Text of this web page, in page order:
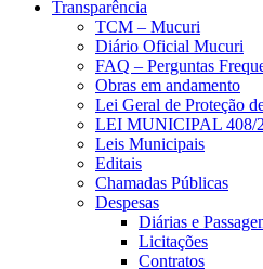
Transparência
TCM – Mucuri
Diário Oficial Mucuri
FAQ – Perguntas
Obras em andamento
Lei Geral de Proteção
LEI MUNICIPAL 408/
Leis Municipais
Editais
Chamadas Públicas
Despesas
Diárias e
Licitações
Contratos